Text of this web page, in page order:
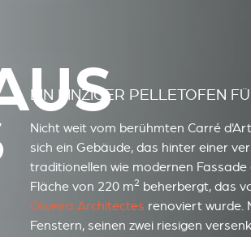
EIN EINZIGER PELLETOFEN
Nicht weit vom berühmten Carré
sich ein Gebäude, das hinter einer
traditionellen wie modernen
Fläche von 220 m2 beherbergt, das
Oliveira Architectes renoviert wurde.
Fenstern, seinen zwei riesigen